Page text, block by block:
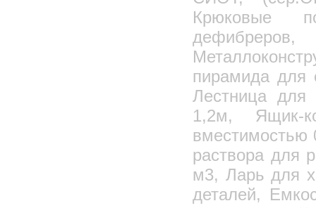
Крюковые
пирамида для
Лестница для
1,2м, Ящик-
вместимостью
раствора для
м3, Ларь для
деталей,